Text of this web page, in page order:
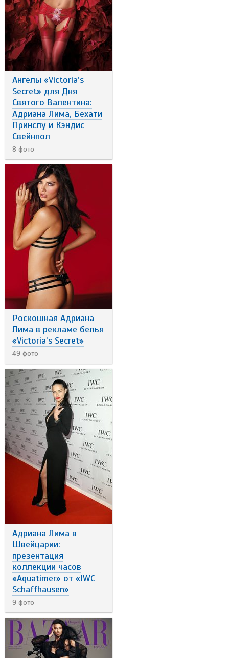
Ангелы «Victoria’s
Secret» для Дня
Святого Валентина:
Адриана Лима, Бехати
Принслу и Кэндис
Свейнпол
8 фото
Роскошная Адриана
Лима в рекламе белья
«Victoria’s Secret»
49 фото
Адриана Лима в
Швейцарии:
презентация
коллекции часов
«Aquatimer» от «IWC
Schaffhausen»
9 фото